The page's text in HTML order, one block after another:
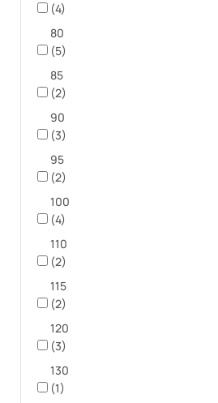
(4)
80
(5)
85
(2)
90
(3)
95
(2)
100
(4)
110
(2)
115
(2)
120
(3)
130
(1)